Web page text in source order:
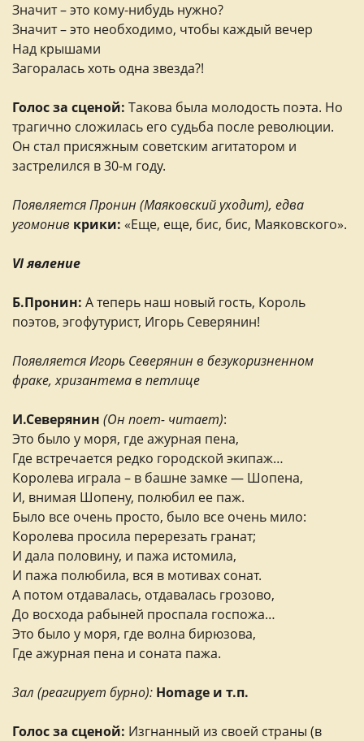
Значит – это кому-нибудь нужно?
Значит – это необходимо, чтобы каждый вечер
Над крышами
Загоралась хоть одна звезда?!
Голос за сценой: Такова была молодость поэта. Но
трагично сложилась его судьба после революции.
Он стал присяжным советским агитатором и
застрелился в 30-м году.
Появляется Пронин (Маяковский уходит), едва
угомонив крики: «Еще, еще, бис, бис, Маяковского».
VI явление
Б.Пронин: А теперь наш новый гость, Король
поэтов, эгофутурист, Игорь Северянин!
Появляется Игорь Северянин в безукоризненном
фраке, хризантема в петлице
И.Северянин (Он поет- читает):
Это было у моря, где ажурная пена,
Где встречается редко городской экипаж…
Королева играла – в башне замке — Шопена,
И, внимая Шопену, полюбил ее паж.
Было все очень просто, было все очень мило:
Королева просила перерезать гранат;
И дала половину, и пажа истомила,
И пажа полюбила, вся в мотивах сонат.
А потом отдавалась, отдавалась грозово,
До восхода рабыней проспала госпожа…
Это было у моря, где волна бирюзова,
Где ажурная пена и соната пажа.
Зал (реагирует бурно): Homage и т.п.
Голос за cценой: Изгнанный из своей страны (в